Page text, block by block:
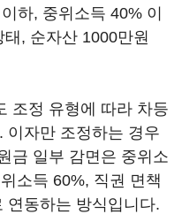
하, 중위소득 40% 이
, 순자산 1000만원
조정 유형에 따라 차등
이자만 조정하는 경우
금 일부 감면은 중위소
소득 60%, 직권 면책
연동하는 방식입니다.